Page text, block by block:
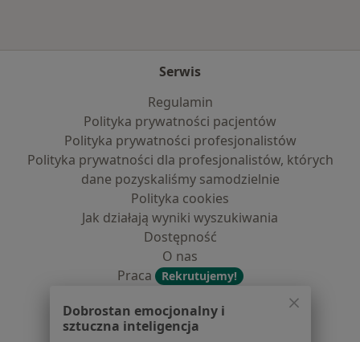
Serwis
Regulamin
Polityka prywatności pacjentów
Polityka prywatności profesjonalistów
Polityka prywatności dla profesjonalistów, których
dane pozyskaliśmy samodzielnie
Polityka cookies
Jak działają wyniki wyszukiwania
Dostępność
O nas
Praca
Rekrutujemy!
Centrum prasowe
Kontakt
Dobrostan emocjonalny i
sztuczna inteligencja